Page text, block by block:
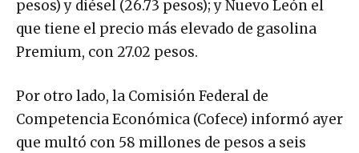
pesos) y diésel (26.73 pesos); y Nuevo León el
que tiene el precio más elevado de gasolina
Premium, con 27.02 pesos.
Por otro lado, la Comisión Federal de
Competencia Económica (Cofece) informó ayer
que multó con 58 millones de pesos a seis